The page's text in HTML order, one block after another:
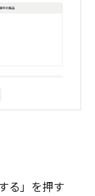
る」を押す